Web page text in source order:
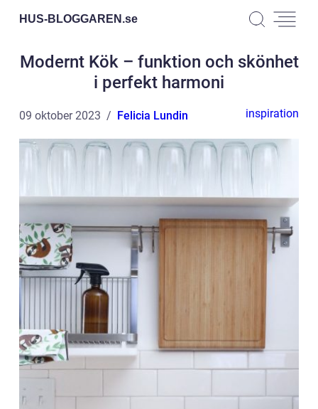
HUS-BLOGGAREN.se
Modernt Kök – funktion och skönhet
i perfekt harmoni
09 oktober 2023 Felicia Lundin inspiration